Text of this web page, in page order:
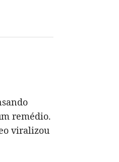
remédio.
viralizou